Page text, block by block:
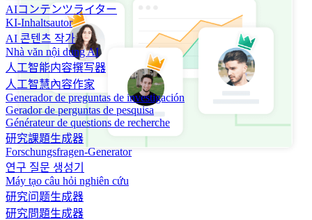
AIコンテンツライター
KI-Inhaltsautor
AI 콘텐츠 작가
Nhà văn nội dung AI
人工智能内容撰写器
人工智慧內容作家
Generador de preguntas de investigación
Gerador de perguntas de pesquisa
Générateur de questions de recherche
研究課題生成器
Forschungsfragen-Generator
연구 질문 생성기
Máy tạo câu hỏi nghiên cứu
研究问题生成器
研究問題生成器